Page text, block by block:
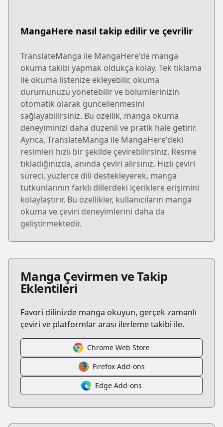
MangaHere nasıl takip edilir ve çevrilir
TranslateManga ile MangaHere'de manga
okuma takibi yapmak oldukça kolay. Tek tıklama
ile okuma listenize ekleyebilir, okuma
durumunuzu yönetebilir ve bölümlerinizin
otomatik olarak güncellenmesini
sağlayabilirsiniz. Bu özellik, manga okuma
deneyiminizi daha düzenli ve pratik hale getirir.
Ayrıca, TranslateManga ile MangaHere'deki
resimleri hızlı bir şekilde çevirebilirsiniz. Resme
tıkladığınızda, anında çeviri alırsınız. Hızlı çeviri
süreci, yüzlerce dili destekleyerek, manga
tutkunlarının farklı dillerdeki içeriklere erişimini
kolaylaştırır. Bu özellikler, kullanıcıların manga
okuma ve çeviri deneyimlerini daha da
geliştirmektedir.
Manga Çevirmen ve Takip
Eklentileri
Favori dilinizde manga okuyun, gerçek zamanlı
çeviri ve platformlar arası ilerleme takibi ile.
Chrome Web Store
Firefox Add-ons
Edge Add-ons